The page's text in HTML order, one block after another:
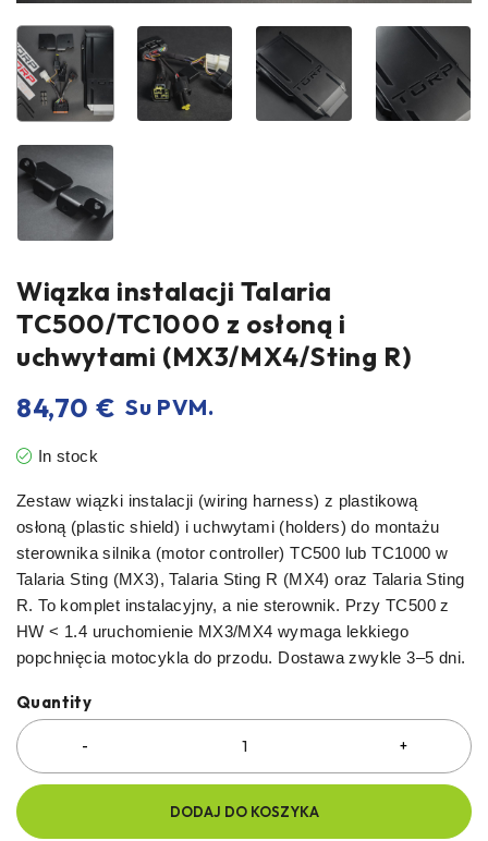
Wiązka instalacji Talaria
TC500/TC1000 z osłoną i
uchwytami (MX3/MX4/Sting R)
84,70 € Su PVM.
In stock
Zestaw wiązki instalacji (wiring harness) z plastikową
osłoną (plastic shield) i uchwytami (holders) do montażu
sterownika silnika (motor controller) TC500 lub TC1000 w
Talaria Sting (MX3), Talaria Sting R (MX4) oraz Talaria Sting
R. To komplet instalacyjny, a nie sterownik. Przy TC500 z
HW < 1.4 uruchomienie MX3/MX4 wymaga lekkiego
popchnięcia motocykla do przodu. Dostawa zwykle 3–5 dni.
Quantity
DODAJ DO KOSZYKA